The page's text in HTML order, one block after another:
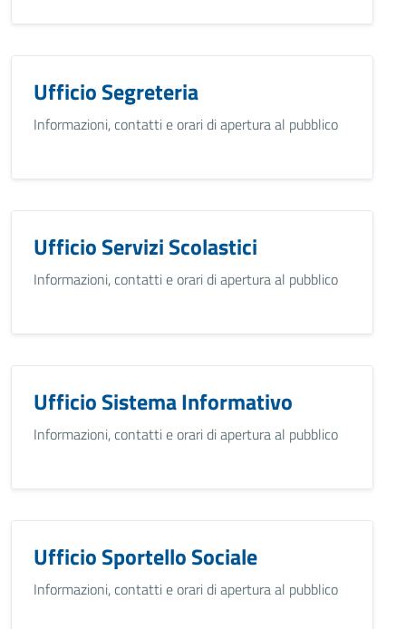
Ufficio Segreteria
Informazioni, contatti e orari di apertura al pubblico
Ufficio Servizi Scolastici
Informazioni, contatti e orari di apertura al pubblico
Ufficio Sistema Informativo
Informazioni, contatti e orari di apertura al pubblico
Ufficio Sportello Sociale
Informazioni, contatti e orari di apertura al pubblico